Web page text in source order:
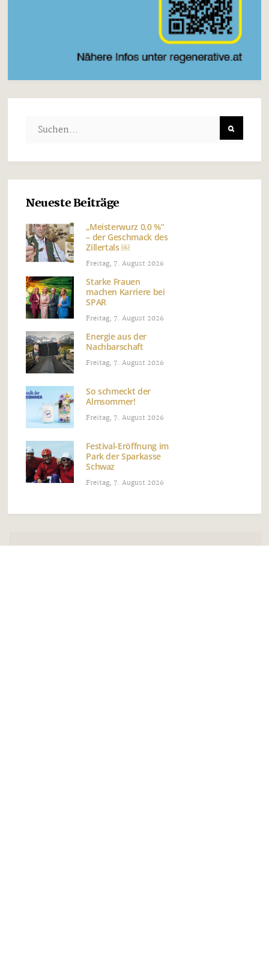
Neueste Beiträge
„Meisterwurz 0,0 %“
– der Geschmack des
Zillertals ￼
Freitag, 7. August 2026
Starke Frauen
machen Karriere bei
SPAR
Freitag, 7. August 2026
Energie aus der
Nachbarschaft
Freitag, 7. August 2026
So schmeckt der
Almsommer!
Freitag, 7. August 2026
Festival-Eröffnung im
Park der Sparkasse
Schwaz
Freitag, 7. August 2026